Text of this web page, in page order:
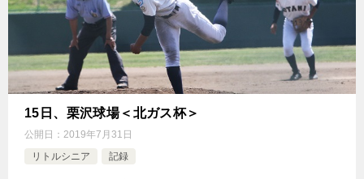
15日、栗沢球場＜北ガス杯＞
公開日： 2019年7月31日
リトルシニア
記録